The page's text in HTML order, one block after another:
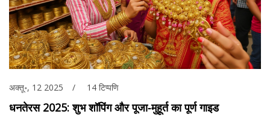
अक्तू॰, 12 2025 14 टिप्पणि
धनतेरस 2025: शुभ शॉपिंग और पूजा‑मुहूर्त का पूर्ण गाइड